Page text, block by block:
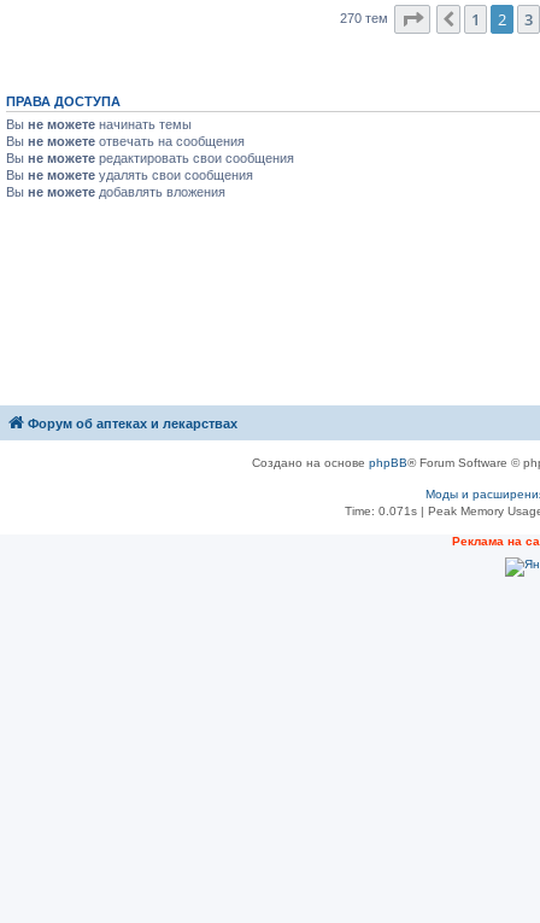
270 тем Страница из
Пред.
1 2 3
ПРАВА ДОСТУПА
Вы не можете начинать темы
Вы не можете отвечать на сообщения
Вы не можете редактировать свои сообщения
Вы не можете удалять свои сообщения
Вы не можете добавлять вложения
Форум об аптеках и лекарствах
Создано на основе phpBB® Forum Software ©
Моды и
Time: 0.071s| Peak Memory
Рeклама на